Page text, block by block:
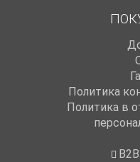
Политика
Политика в